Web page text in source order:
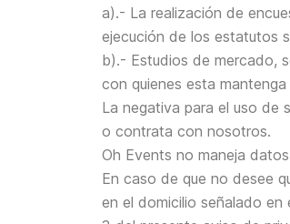
a).- La realización de
ejecución de los estatutos
b).- Estudios de mercado,
con quienes esta
La negativa para el uso de
o contrata con nosotros.
Oh Events no maneja
En caso de que no desee
en el domicilio señalado